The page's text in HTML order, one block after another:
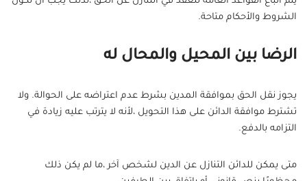
الشروط والأحكام متاحة.
الرضا بين المحيل والمحال له
يجوز نقل الحق بموافقة المدين بشرط عدم اعتراضه على الحوالة. ولا
تشترط موافقة الدائن على هذا التحويل ،لأنه لا يترتب عليه زيادة في
التزامه بالدفع.
متى يمكن للدائن التنازل عن الدين لشخص آخر ،ما لم يكن ذلك